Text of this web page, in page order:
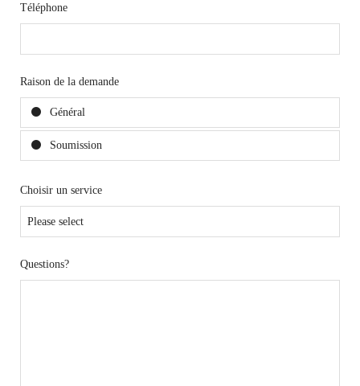
Téléphone
Raison de la demande
Général
Soumission
Choisir un service
Questions?